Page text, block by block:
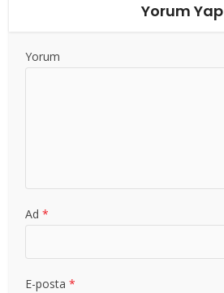
Yorum Yap
Yorum
Ad*
E-posta*